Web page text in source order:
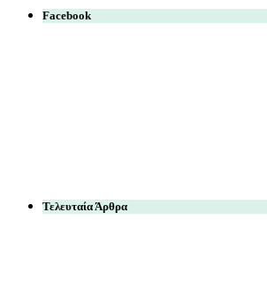
Facebook
Τελευταία Άρθρα